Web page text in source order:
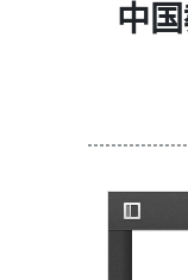
中